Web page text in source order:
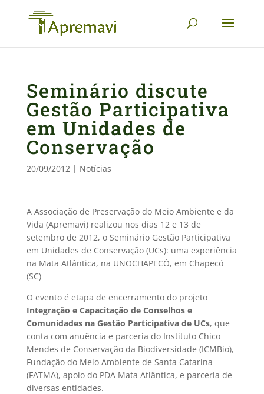
Seminário discute
Gestão Participativa
em Unidades de
Conservação
20/09/2012| Notícias
A Associação de Preservação do Meio Ambiente e da
Vida (Apremavi) realizou nos dias 12 e 13 de
setembro de 2012, o Seminário Gestão Participativa
em Unidades de Conservação (UCs): uma experiência
na Mata Atlântica, na UNOCHAPECÓ, em Chapecó
(SC)
O evento é etapa de encerramento do projeto
Integração e Capacitação de Conselhos e
Comunidades na Gestão Participativa de UCs, que
conta com anuência e parceria do Instituto Chico
Mendes de Conservação da Biodiversidade (ICMBio),
Fundação do Meio Ambiente de Santa Catarina
(FATMA), apoio do PDA Mata Atlântica, e parceria de
diversas entidades.